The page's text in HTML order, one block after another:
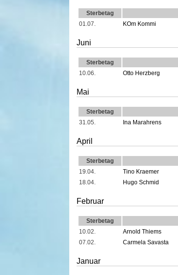
Sterbetag
01.07.
KOm Kommi
Juni
Sterbetag
10.06.
Otto Herzberg
Mai
Sterbetag
31.05.
Ina Marahrens
April
Sterbetag
19.04.
Tino Kraemer
18.04.
Hugo Schmid
Februar
Sterbetag
10.02.
Arnold Thiems
07.02.
Carmela Savasta
Januar